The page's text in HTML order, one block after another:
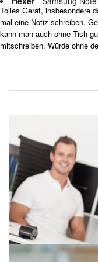
Tolles Gerät, insbesondere
mal eine Notiz schreiben,
kann man auch ohne Tish
mitschreiben. Würde ohne